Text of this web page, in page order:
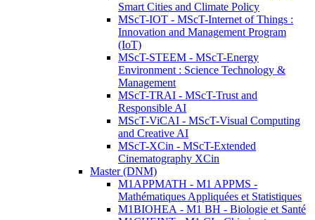
Smart Cities and Climate Policy
MScT-IOT - MScT-Internet of Things :
Innovation and Management Program
(IoT)
MScT-STEEM - MScT-Energy
Environment : Science Technology &
Management
MScT-TRAI - MScT-Trust and
Responsible AI
MScT-ViCAI - MScT-Visual Computing
and Creative AI
MScT-XCin - MScT-Extended
Cinematography XCin
Master (DNM)
M1APPMATH - M1 APPMS -
Mathématiques Appliquées et Statistiques
M1BIOHEA - M1 BH - Biologie et Santé